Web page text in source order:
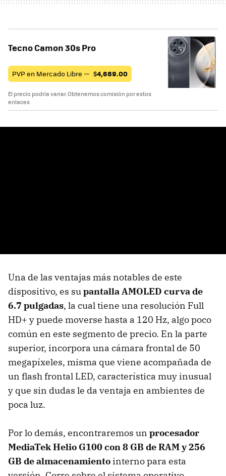
Tecno Camon 30s Pro
PVP en Mercado Libre — $4,689.00
El precio podría variar. Obtenemos comisión por estos
enlaces
Una de las ventajas más notables de este
dispositivo, es supantalla AMOLED curva de
6.7 pulgadas, la cual tiene una resolución Full
HD+ y puede moverse hasta a 120 Hz, algo poco
común en este segmento de precio. En la parte
superior, incorpora una cámara frontal de 50
megapíxeles, misma que viene acompañada de
un flash frontal LED, característica muy inusual
y que sin dudas le da ventaja en ambientes de
poca luz.
Por lo demás, encontraremos un procesador
MediaTek Helio G100 con 8 GB de RAM y 256
GB de almacenamiento interno para esta